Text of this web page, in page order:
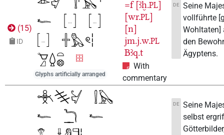
(15)
ID
Glyphs artificially arranged
=f [ꜣḫ.PL]
[wr.PL]
[n]
jm.j.w.PL
Bꜣq.t
With
commentary
DE Seine
vollführte
Wohltaten]
den
Ägyptens.
DE Seine
selbst